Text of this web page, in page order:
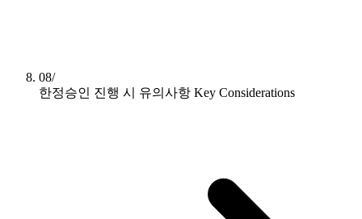
08/
한정승인 진행 시 유의사항 Key Considerations